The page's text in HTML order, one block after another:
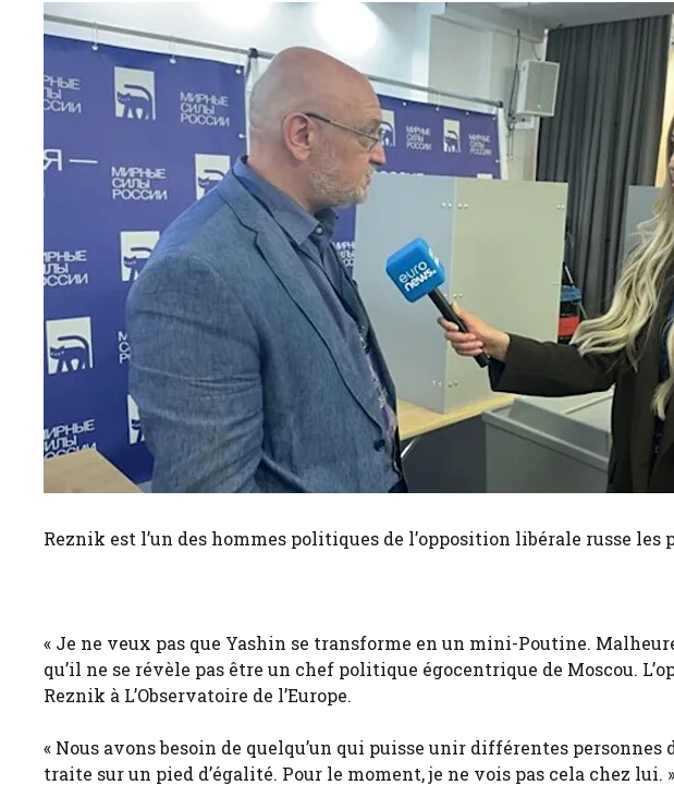
Reznik est l’un des hommes politiques de l’opposition libérale russe les
« Je ne veux pas que Yashin se transforme en un mini-Poutine.
qu’il ne se révèle pas être un chef politique égocentrique de Moscou.
Reznik à L’Observatoire de l’Europe.
« Nous avons besoin de quelqu’un qui puisse unir différentes
traite sur un pied d’égalité. Pour le moment, je ne vois pas cela chez lui. »